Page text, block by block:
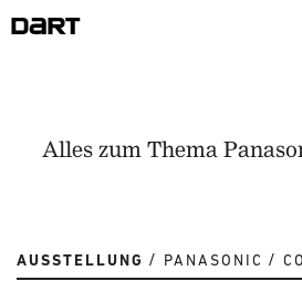
Alles zum Thema
AUSSTELLUNG PANASONIC